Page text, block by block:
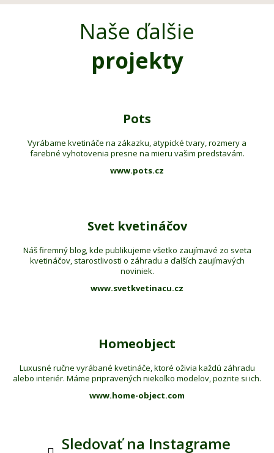
Naše ďalšie
projekty
Pots
Vyrábame kvetináče na zákazku, atypické tvary, rozmery a
farebné vyhotovenia presne na mieru vašim predstavám.
www.pots.cz
Svet kvetináčov
Náš firemný blog, kde publikujeme všetko zaujímavé zo sveta
kvetináčov, starostlivosti o záhradu a ďalších zaujímavých
noviniek.
www.svetkvetinacu.cz
Homeobject
Luxusné ručne vyrábané kvetináče, ktoré oživia každú záhradu
alebo interiér. Máme pripravených niekoľko modelov, pozrite si ich.
www.home-object.com
Sledovať na Instagrame